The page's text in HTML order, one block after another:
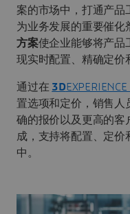
案的市场中，打通产品
为业务发展的重要催化
方案使企业能够将产品
现实时配置、精确定价
通过在 3D
置选项和定价，销售人
确的报价以及更高的客
成，支持将配置、定价
中。